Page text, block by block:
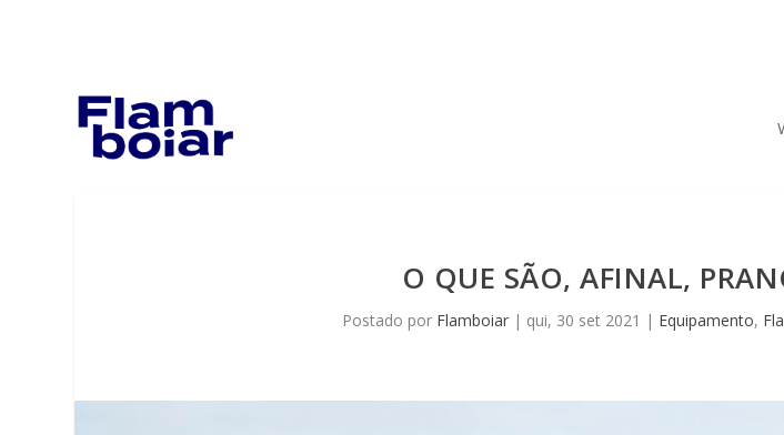
O QUE SÃO, AFINAL,
Postado por Flamboiar | qui, 30 set 2021 | Equipamento,